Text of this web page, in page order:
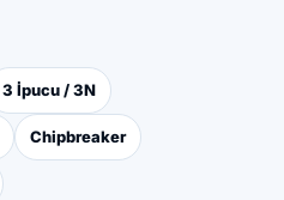
3 İpucu / 3N
Chipbreaker